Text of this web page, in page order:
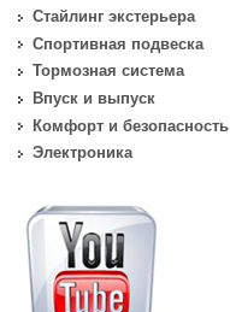
Стайлинг экстерьера
Спортивная подвеска
Тормозная система
Впуск и выпуск
Комфорт и безопасность
Электроника